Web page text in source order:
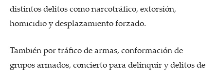
distintos delitos como narcotráfico, extorsión,
homicidio y desplazamiento forzado.
También por tráfico de armas, conformación de
grupos armados, concierto para delinquir y delitos de